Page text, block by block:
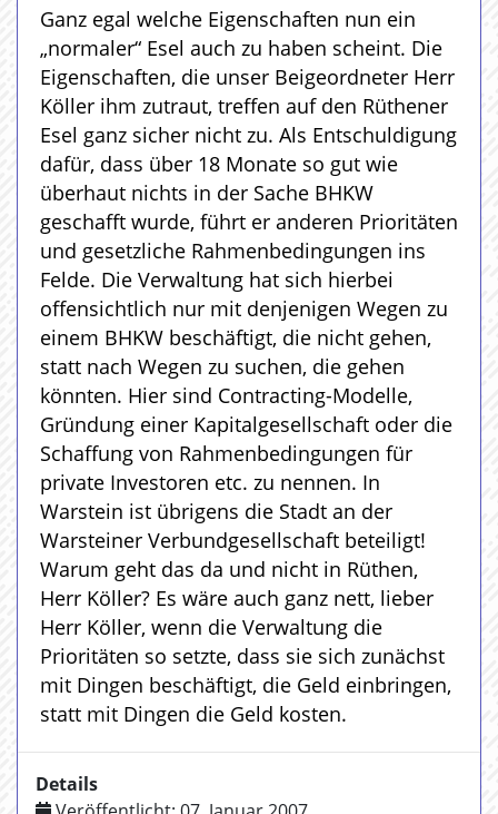
Ganz egal welche Eigenschaften nun ein
„normaler“ Esel auch zu haben scheint. Die
Eigenschaften, die unser Beigeordneter Herr
Köller ihm zutraut, treffen auf den Rüthener
Esel ganz sicher nicht zu. Als Entschuldigung
dafür, dass über 18 Monate so gut wie
überhaut nichts in der Sache BHKW
geschafft wurde, führt er anderen Prioritäten
und gesetzliche Rahmenbedingungen ins
Felde. Die Verwaltung hat sich hierbei
offensichtlich nur mit denjenigen Wegen zu
einem BHKW beschäftigt, die nicht gehen,
statt nach Wegen zu suchen, die gehen
könnten. Hier sind Contracting-Modelle,
Gründung einer Kapitalgesellschaft oder die
Schaffung von Rahmenbedingungen für
private Investoren etc. zu nennen. In
Warstein ist übrigens die Stadt an der
Warsteiner Verbundgesellschaft beteiligt!
Warum geht das da und nicht in Rüthen,
Herr Köller? Es wäre auch ganz nett, lieber
Herr Köller, wenn die Verwaltung die
Prioritäten so setzte, dass sie sich zunächst
mit Dingen beschäftigt, die Geld einbringen,
statt mit Dingen die Geld kosten.
Details